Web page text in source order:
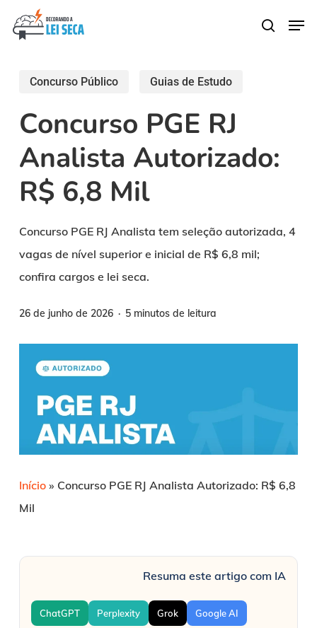
content
search
Concurso Público Guias de Estudo
Concurso PGE RJ
Analista Autorizado:
R$ 6,8 Mil
Concurso PGE RJ Analista tem seleção autorizada, 4
vagas de nível superior e inicial de R$ 6,8 mil;
confira cargos e lei seca.
26 de junho de 2026 5 minutos de leitura
Início» Concurso PGE RJ Analista Autorizado: R$ 6,8
Mil
Resuma este artigo com IA
ChatGPT Perplexity Grok Google AI